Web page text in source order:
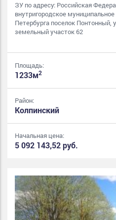
ЗУ по адресу: Российская
внутригородское
Петербурга поселок Понтонный,
земельный участок 62
Площадь:
1233м2
Район:
Колпинский
Начальная цена:
5 092 143,52 руб.